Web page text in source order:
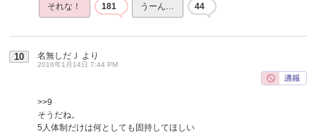
それな！ 181 うーん… 44
10 名無しだＪ より
2016年1月14日 7:44 PM
>>9
そうだね。
5人体制だけは何としても固持してほしい